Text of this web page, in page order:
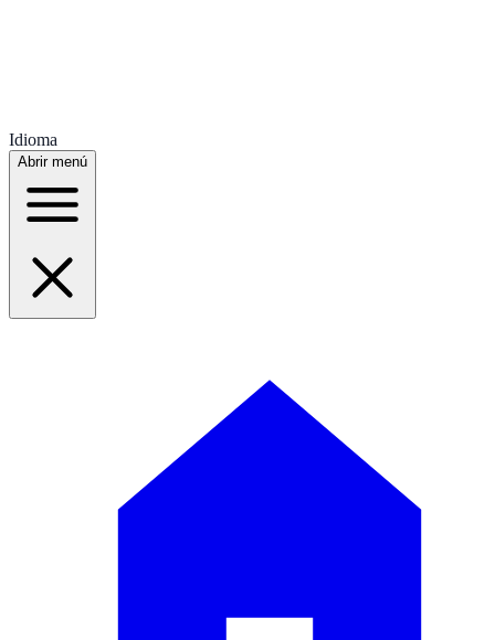
Idioma
Abrir menú